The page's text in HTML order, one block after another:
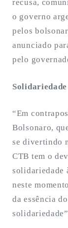
recusa,
o governo
pelos
anunciado
pelo
“Em
Bolsonaro,
se divertindo
CTB tem o
solidariedade
neste
da essência